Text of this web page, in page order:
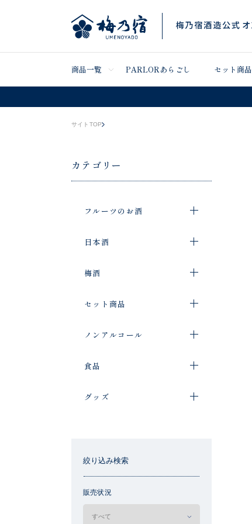
商品一覧 PARLORあらごし セット商品
サイトTOP
カテゴリー
フルーツのお酒
日本酒
梅酒
セット商品
ノンアルコール
食品
グッズ
絞り込み検索
販売状況